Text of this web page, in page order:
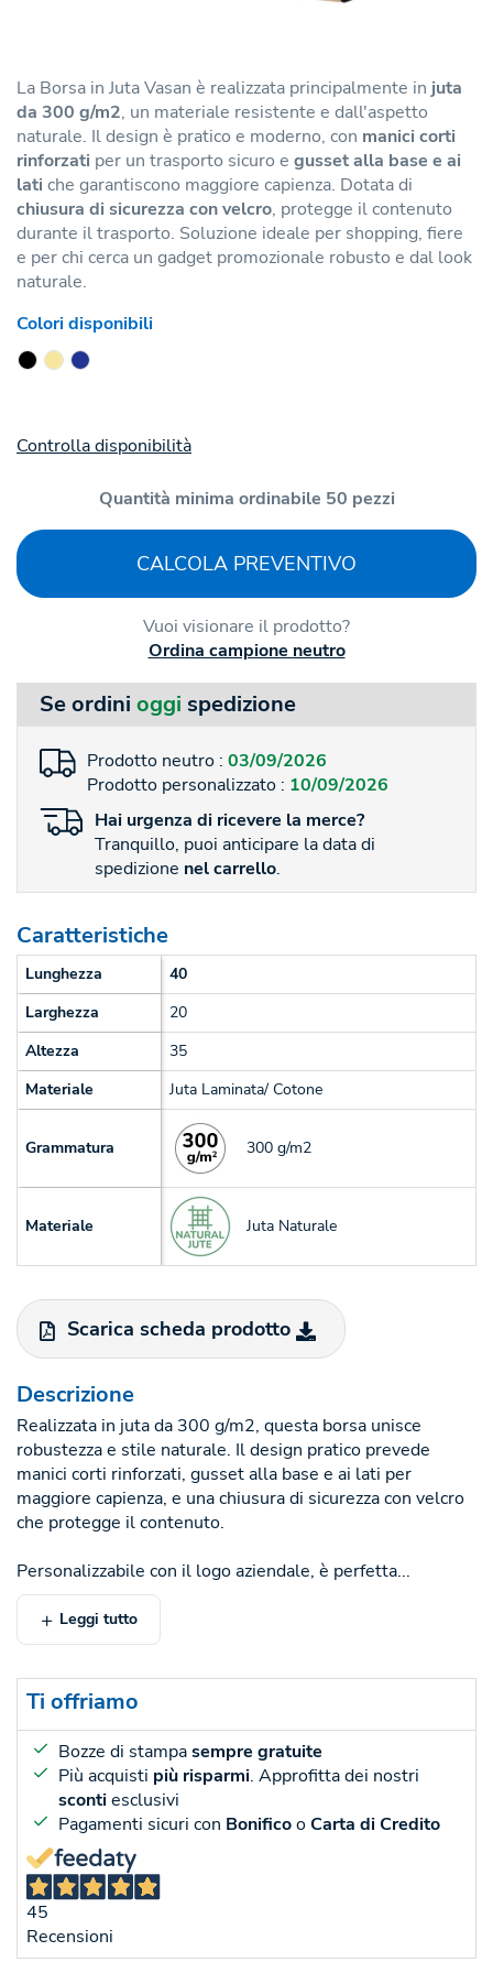
La Borsa in Juta Vasan è realizzata principalmente in juta
da 300 g/m2, un materiale resistente e dall'aspetto
naturale. Il design è pratico e moderno, con manici corti
rinforzati per un trasporto sicuro e gusset alla base e ai
latiche garantiscono maggiore capienza. Dotata di
chiusura di sicurezza con velcro, protegge il contenuto
durante il trasporto. Soluzione ideale per shopping, fiere
e per chi cerca un gadget promozionale robusto e dal look
naturale.
Colori disponibili
Controlla disponibilità
Quantità minima ordinabile 50 pezzi
CALCOLA PREVENTIVO
Vuoi visionare il prodotto?
Ordina campione neutro
Se ordini oggi spedizione
Prodotto neutro : 03/09/2026
Prodotto personalizzato : 10/09/2026
Hai urgenza di ricevere la merce?
Tranquillo, puoi anticipare la data di
spedizione nel carrello.
Caratteristiche
Lunghezza
40
Larghezza
20
Altezza
35
Materiale
Juta Laminata/ Cotone
Grammatura 300 g/m2
Materiale Juta Naturale
Scarica scheda prodotto
Descrizione
Realizzata in juta da 300 g/m2, questa borsa unisce
robustezza e stile naturale. Il design pratico prevede
manici corti rinforzati, gusset alla base e ai lati per
maggiore capienza, e una chiusura di sicurezza con velcro
che protegge il contenuto.
Personalizzabile con il logo aziendale, è perfetta...
Leggi tutto
Ti offriamo
Bozze di stampasempre gratuite
Più acquisti più risparmi. Approfitta dei nostri
scontiesclusivi
Pagamenti sicuri con BonificooCarta di Credito
45
Recensioni